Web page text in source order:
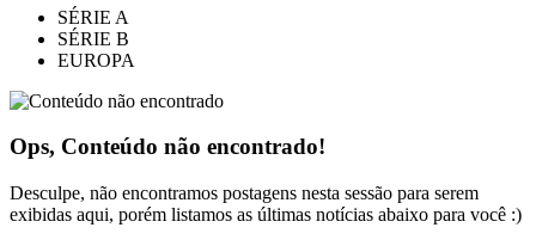
SÉRIE A
SÉRIE B
EUROPA
Ops, Conteúdo não encontrado!
Desculpe, não encontramos postagens nesta sessão para serem
exibidas aqui, porém listamos as últimas notícias abaixo para você :)